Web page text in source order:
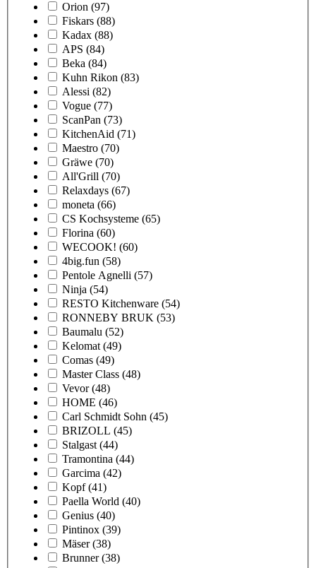
Orion (97)
Fiskars (88)
Kadax (88)
APS (84)
Beka (84)
Kuhn Rikon (83)
Alessi (82)
Vogue (77)
ScanPan (73)
KitchenAid (71)
Maestro (70)
Gräwe (70)
All'Grill (70)
Relaxdays (67)
moneta (66)
CS Kochsysteme (65)
Florina (60)
WECOOK! (60)
4big.fun (58)
Pentole Agnelli (57)
Ninja (54)
RESTO Kitchenware (54)
RONNEBY BRUK (53)
Baumalu (52)
Kelomat (49)
Comas (49)
Master Class (48)
Vevor (48)
HOME (46)
Carl Schmidt Sohn (45)
BRIZOLL (45)
Stalgast (44)
Tramontina (44)
Garcima (42)
Kopf (41)
Paella World (40)
Genius (40)
Pintinox (39)
Mäser (38)
Brunner (38)